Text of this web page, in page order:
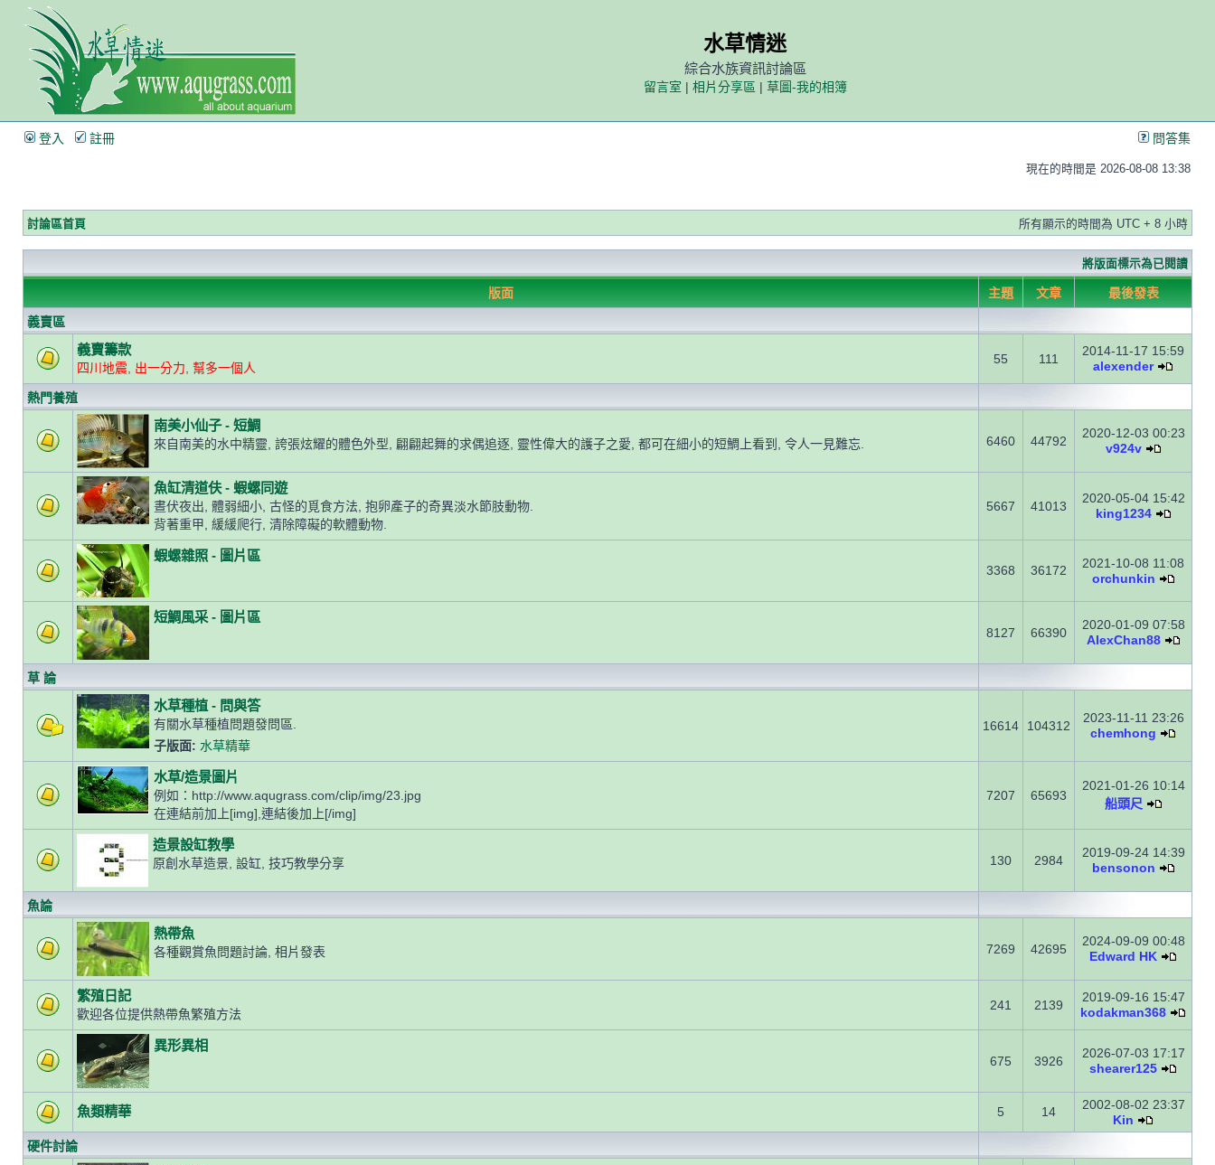
水草情迷
綜合水族資訊討論區
留言室 | 相片分享區 | 草圖-我的相簿
登入 註冊 問答集
現在的時間是 2026-08-08 13:38
討論區首頁 所有顯示的時間為 UTC + 8 小時
將版面標示為已閱讀
版面 主題 文章
最後發表
義賣區
義賣籌款
四川地震, 出一分力, 幫多一個人
55 111
2014-11-17 15:59
alexender
熱門養殖
南美小仙子 - 短鯛
來自南美的水中精靈, 誇張炫耀的體色外型, 翩翩起舞的求偶追逐, 靈性偉大的護子之愛, 都可在細小的短鯛上看到, 令人一見難忘. 6460 44792
2020-12-03 00:23
v924v
魚缸清道伕 - 蝦螺同遊
晝伏夜出, 體弱細小, 古怪的覓食方法, 抱卵產子的奇異淡水節肢動物.
背著重甲, 緩緩爬行, 清除障礙的軟體動物.
5667 41013
2020-05-04 15:42
king1234
蝦螺雜照 - 圖片區
3368 36172
2021-10-08 11:08
orchunkin
短鯛風采 - 圖片區
8127 66390
2020-01-09 07:58
AlexChan88
草 論
水草種植 - 問與答
有關水草種植問題發問區.
子版面: 水草精華
16614 104312
2023-11-11 23:26
chemhong
水草/造景圖片
例如：http://www.aqugrass.com/clip/img/23.jpg
在連結前加上[img],連結後加上[/img]
7207 65693
2021-01-26 10:14
船頭尺
造景設缸教學
原創水草造景, 設缸, 技巧教學分享 130 2984
2019-09-24 14:39
bensonon
魚論
熱帶魚
各種觀賞魚問題討論, 相片發表 7269 42695
2024-09-09 00:48
Edward HK
繁殖日記
歡迎各位提供熱帶魚繁殖方法
241 2139
2019-09-16 15:47
kodakman368
異形異相
675 3926
2026-07-03 17:17
shearer125
魚類精華 5 14
2002-08-02 23:37
Kin
硬件討論